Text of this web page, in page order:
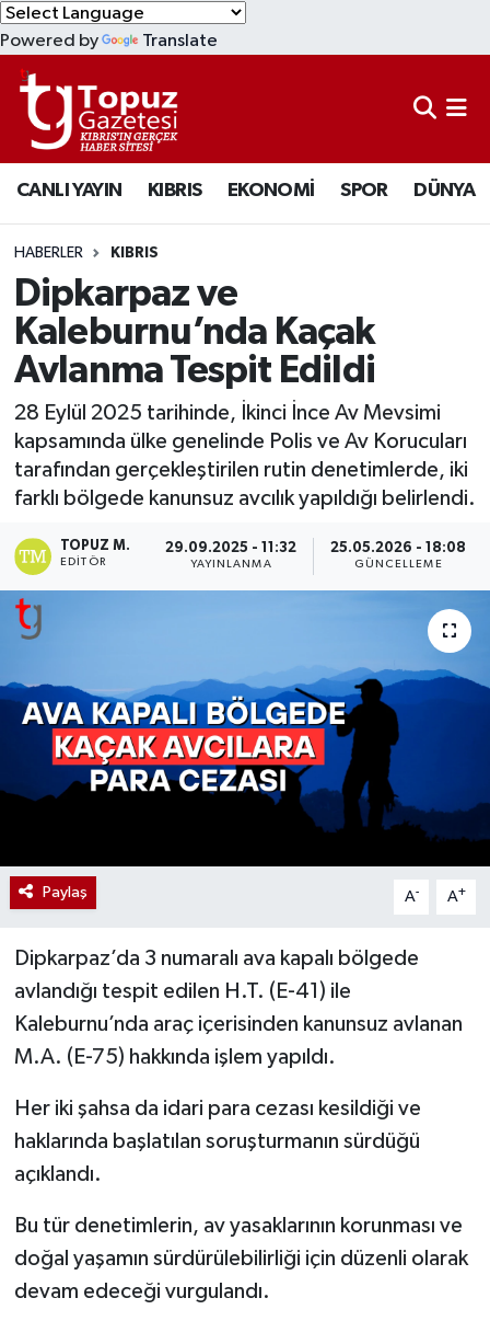
Powered by Translate
CANLI YAYIN KIBRIS EKONOMİ SPOR DÜNYA
HABERLER KIBRIS
Dipkarpaz ve
Kaleburnu’nda Kaçak
Avlanma Tespit Edildi
28 Eylül 2025 tarihinde, İkinci İnce Av Mevsimi
kapsamında ülke genelinde Polis ve Av Korucuları
tarafından gerçekleştirilen rutin denetimlerde, iki
farklı bölgede kanunsuz avcılık yapıldığı belirlendi.
TOPUZ M.
EDITÖR
29.09.2025 - 11:32
YAYINLANMA
25.05.2026 - 18:08
GÜNCELLEME
Paylaş A- A+
Dipkarpaz’da 3 numaralı ava kapalı bölgede
avlandığı tespit edilen H.T. (E-41) ile
Kaleburnu’nda araç içerisinden kanunsuz avlanan
M.A. (E-75) hakkında işlem yapıldı.
Her iki şahsa da idari para cezası kesildiği ve
haklarında başlatılan soruşturmanın sürdüğü
açıklandı.
Bu tür denetimlerin, av yasaklarının korunması ve
doğal yaşamın sürdürülebilirliği için düzenli olarak
devam edeceği vurgulandı.
KIBRIS
DÜNYA
EKONOMİ
MAGAZİN
SAĞLIK
SPOR
TEKNOLOJİ
TÜRKİYE
Lefkoşa Nöbetçi Eczaneler
Lefkoşa Hava Durumu
Lefkoşa Trafik Yoğunluk Haritası
Süper Lig Puan Durumu ve Fikstür
Tüm Manşetler
Son Dakika Haberleri
Haber Arşivi